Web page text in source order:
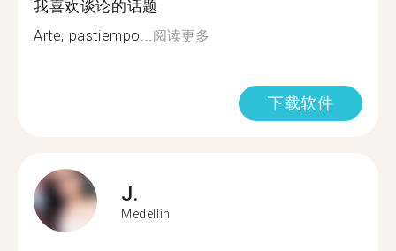
我喜欢谈论的话题
Arte, pastiempo... 阅读更多
下载软件
J.
Medellín